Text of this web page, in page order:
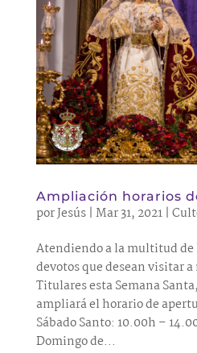
Ampliación horarios
porJesús| Mar 31, 2021|
Atendiendo a la multitud de
devotos que desean visitar a
Titulares esta Semana
ampliará el horario de
Sábado Santo: 10.00h –
Domingo de...